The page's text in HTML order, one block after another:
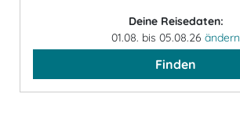
Deine Reisedaten:
01.08. bis 05.08.26 ändern
Finden